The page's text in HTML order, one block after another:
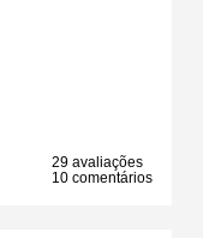
29 avaliações
10 comentários